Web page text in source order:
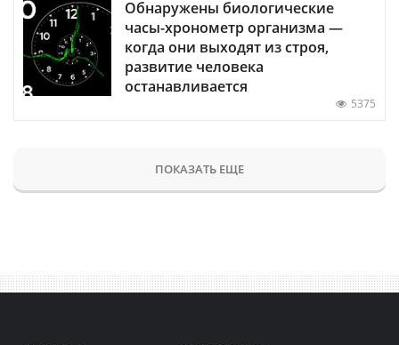
Обнаружены биологические
часы-хронометр организма —
когда они выходят из строя,
развитие человека
останавливается
5375
ПОКАЗАТЬ ЕЩЕ